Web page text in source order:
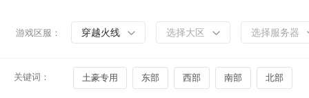
游戏区服： 穿越火线 选择大区 选择服务器
关键词： 土豪专用 东部 西部 南部 北部